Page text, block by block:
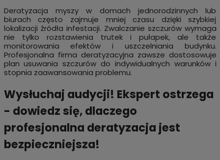
Deratyzacja myszy w domach jednorodzinnych lub
biurach często zajmuje mniej czasu dzięki szybkiej
lokalizacji źródła infestacji. Zwalczanie szczurów wymaga
nie tylko rozstawienia trutek i pułapek, ale także
monitorowania efektów i uszczelniania budynku.
Profesjonalna firma deratyzacyjna zawsze dostosowuje
plan usuwania szczurów do indywidualnych warunków i
stopnia zaawansowania problemu.
Wysłuchaj audycji! Ekspert ostrzega
- dowiedz się, dlaczego
profesjonalna deratyzacja jest
bezpieczniejsza!